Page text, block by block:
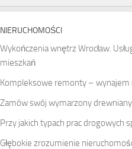
NIERUCHOMOŚCI
Wykończenia wnętrz Wrocław.
mieszkań
Kompleksowe remonty – wynajem
Zamów swój wymarzony
Przy jakich typach prac drogowych
Głębokie zrozumienie